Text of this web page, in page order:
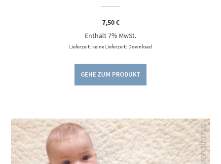
7,50€
Enthält 7% MwSt.
Lieferzeit: keine Lieferzeit: Download
GEHE ZUM PRODUKT